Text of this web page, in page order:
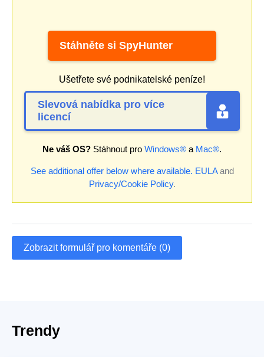
Stáhněte si SpyHunter
Ušetřete své podnikatelské peníze!
Slevová nabídka pro více
licencí
Ne váš OS? Stáhnout pro Windows® a Mac®.
See additional offer below where available. EULAand
Privacy/Cookie Policy.
Zobrazit formulář pro komentáře (0)
Trendy